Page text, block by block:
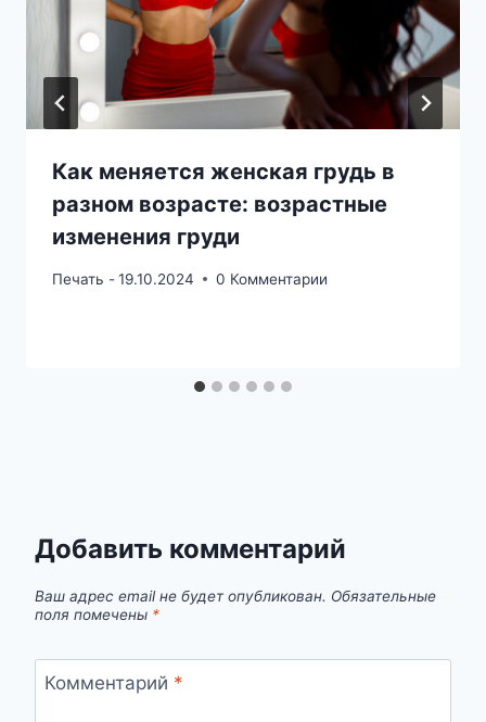
Как меняется женская грудь в
разном возрасте: возрастные
изменения груди
Печать -19.10.2024 0 Комментарии
Добавить комментарий
Ваш адрес email не будет опубликован. Обязательные
поля помечены *
Комментарий *